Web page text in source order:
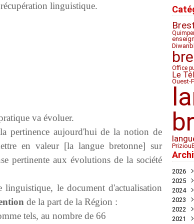
linguistique.
va évoluer.
pertinence aujourd'hui de la notion de
en valeur [la langue bretonne] sur
pertinente aux évolutions de la société
le document d'actualisation
de la part de la Région :
tels, au nombre de 66
Brest
Diwan
Office
Le
Ouest-
Priziou
2026
Mai
Avril
Mars
2025
Août
2024
2023
2022
2021